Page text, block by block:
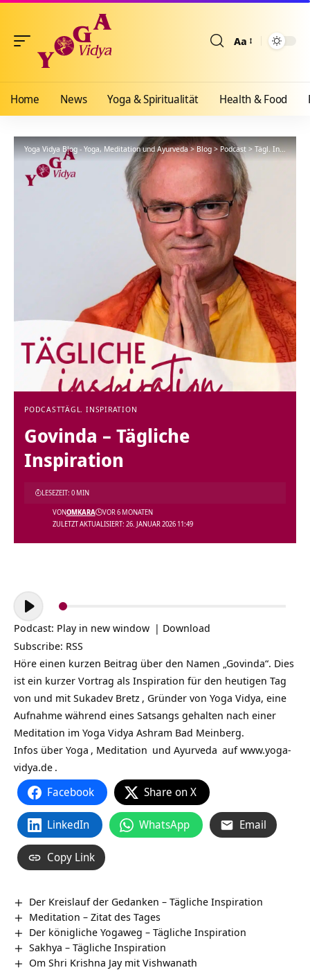
Aa
Home News Yoga & Spiritualität Health & Food
Yoga Vidya Blog - Yoga, Meditation und Ayurveda>Blog>Podcast>Tägl. Inspiration
PODCASTTÄGL. INSPIRATION
Govinda – Tägliche
Inspiration
ZULETZT AKTUALISIERT: 26. JANUAR 2026 11:49
VONOMKARA VOR 6 MONATEN
LESEZEIT: 0 MIN
Audio-
Player
Podcast: Play in new window | Download
Subscribe: RSS
Höre einen kurzen Beitrag über den Namen „Govinda“. Dies
ist ein kurzer Vortrag als Inspiration für den heutigen Tag
von und mit Sukadev Bretz , Gründer von Yoga Vidya, eine
Aufnahme während eines Satsangs gehalten nach einer
Meditation im Yoga Vidya Ashram Bad Meinberg.
Infos über Yoga , Meditation und Ayurveda aufwww.yoga-
vidya.de .
Facebook Share on X
LinkedIn WhatsApp Email
Copy Link
Der Kreislauf der Gedanken – Tägliche Inspiration
Meditation – Zitat des Tages
Der königliche Yogaweg – Tägliche Inspiration
Sakhya – Tägliche Inspiration
Om Shri Krishna Jay mit Vishwanath